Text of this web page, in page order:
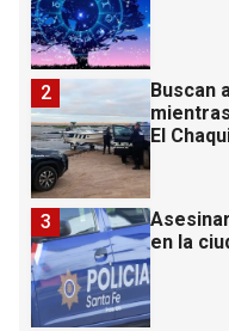
Buscan
El
2
en la
3